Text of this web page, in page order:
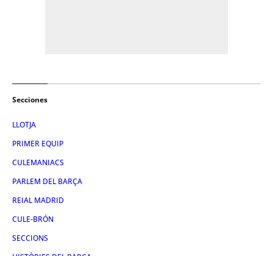
Secciones
LLOTJA
PRIMER EQUIP
CULEMANIACS
PARLEM DEL BARÇA
REIAL MADRID
CULE-BRÓN
SECCIONS